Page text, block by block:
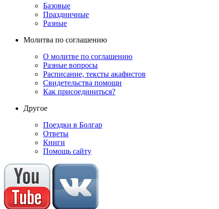
Базовые
Праздничные
Разные
Молитва по соглашению
О молитве по соглашению
Разные вопросы
Расписание, тексты акафистов
Свидетельства помощи
Как присоединиться?
Другое
Поездки в Болгар
Ответы
Книги
Помощь сайту